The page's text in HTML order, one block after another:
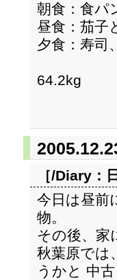
朝食：食パ
昼食：茄子
夕食：寿司
64.2kg
［/Diary：
今日は昼前
物。
その後、家
秋葉原では
うかと 中